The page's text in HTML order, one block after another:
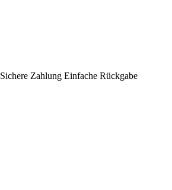
Sichere Zahlung Einfache Rückgabe